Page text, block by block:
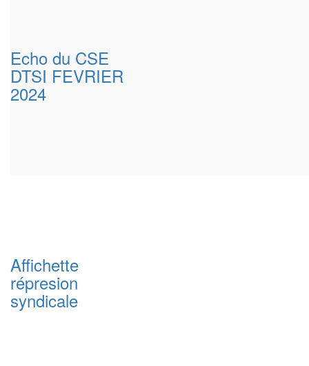
Echo du CSE
DTSI FEVRIER
2024
Affichette
répresion
syndicale